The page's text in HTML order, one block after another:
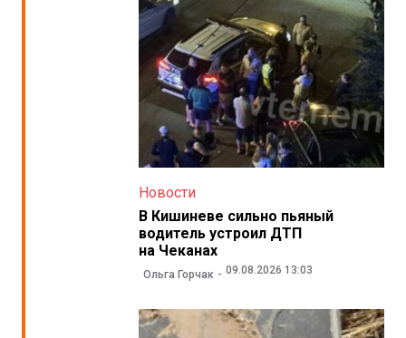
Новости
В Кишиневе сильно пьяный
водитель устроил ДТП
на Чеканах
Ольга Горчак 09.08.2026 13:03